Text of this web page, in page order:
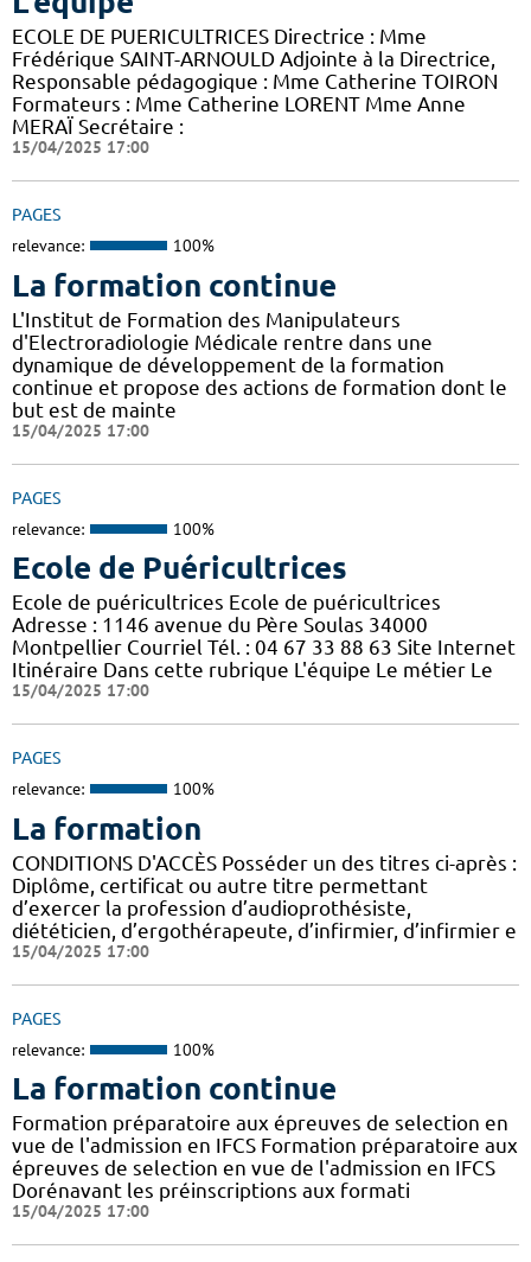
ECOLE DE PUERICULTRICES Directrice : Mme
Frédérique SAINT-ARNOULD Adjointe à la Directrice,
Responsable pédagogique : Mme Catherine TOIRON
Formateurs : Mme Catherine LORENT Mme Anne
MERAÏ Secrétaire :
15/04/2025 17:00
PAGES
relevance: 100%
La formation continue
L'Institut de Formation des Manipulateurs
d'Electroradiologie Médicale rentre dans une
dynamique de développement de la formation
continue et propose des actions de formation dont le
but est de mainte
15/04/2025 17:00
PAGES
relevance: 100%
Ecole de Puéricultrices
Ecole de puéricultrices Ecole de puéricultrices
Adresse : 1146 avenue du Père Soulas 34000
Montpellier Courriel Tél. : 04 67 33 88 63 Site Internet
Itinéraire Dans cette rubrique L'équipe Le métier Le
15/04/2025 17:00
PAGES
relevance: 100%
La formation
CONDITIONS D'ACCÈS Posséder un des titres ci-après :
Diplôme, certificat ou autre titre permettant
d’exercer la profession d’audioprothésiste,
diététicien, d’ergothérapeute, d’infirmier, d’infirmier e
15/04/2025 17:00
PAGES
relevance: 100%
La formation continue
Formation préparatoire aux épreuves de selection en
vue de l'admission en IFCS Formation préparatoire aux
épreuves de selection en vue de l'admission en IFCS
Dorénavant les préinscriptions aux formati
15/04/2025 17:00